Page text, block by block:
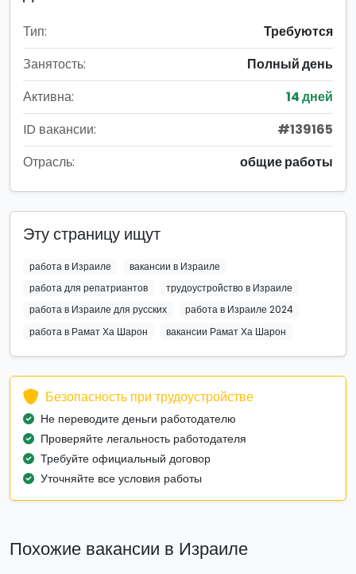
Тип:
Требуются
Занятость:
Полный день
Активна:
14 дней
ID вакансии:
#139165
Отрасль:
общие работы
Эту страницу ищут
работа в Израиле
вакансии в Израиле
работа для репатриантов
трудоустройство в Израиле
работа в Израиле для русских
работа в Израиле 2024
работа в Рамат Ха Шарон
вакансии Рамат Ха Шарон
Безопасность при трудоустройстве
Не переводите деньги работодателю
Проверяйте легальность работодателя
Требуйте официальный договор
Уточняйте все условия работы
Похожие вакансии в Израиле